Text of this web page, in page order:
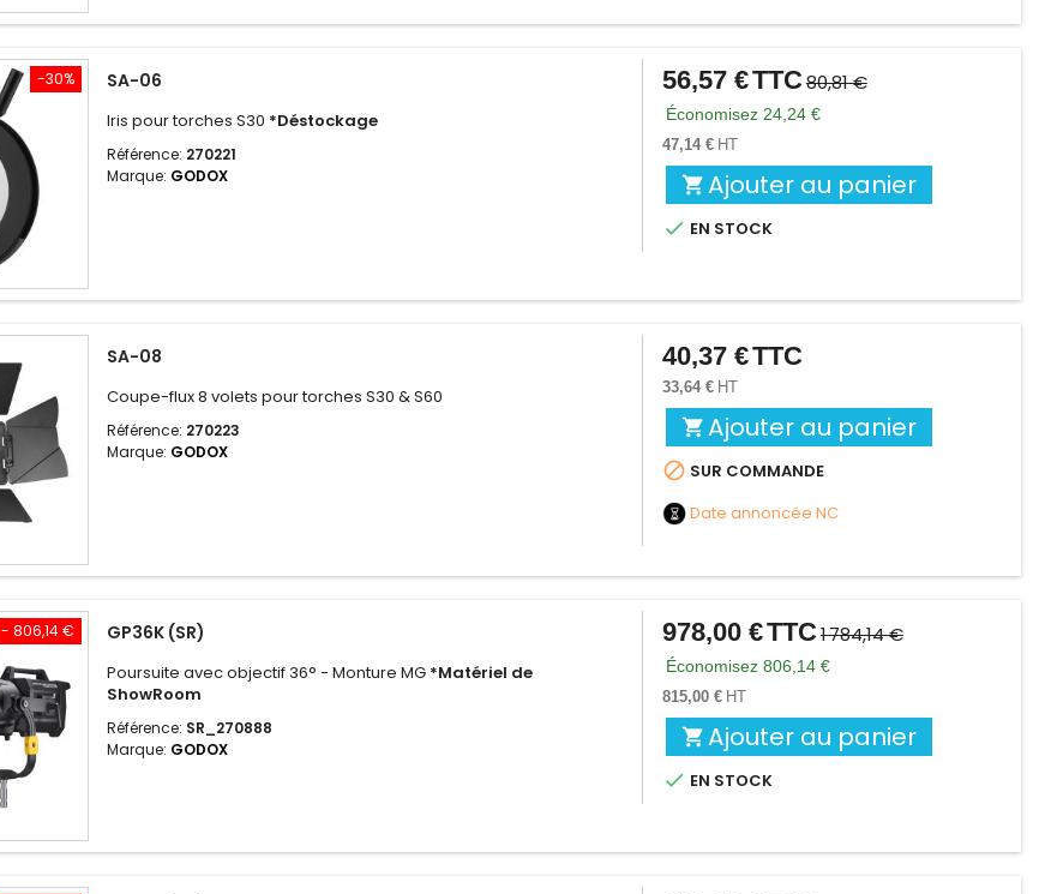
-30% SA-06
Iris pour torches S30 *Déstockage
Référence: 270221
Marque: GODOX
Prix
Prix
de
base
56,57 €TTC80,81 €
Économisez 24,24 €
47,14 € HT
 Ajouter au panier
 EN STOCK
SA-08
Coupe-flux 8 volets pour torches S30 & S60
Référence: 270223
Marque: GODOX
Prix
40,37 €TTC
33,64 € HT
 Ajouter au panier
 SUR COMMANDE
Date annoncée NC
- 806,14 € GP36K (SR)
Poursuite avec objectif 36° - Monture MG *Matériel de
ShowRoom
Référence: SR_270888
Marque: GODOX
Prix
Prix
de
base
978,00 €TTC1 784,14 €
Économisez 806,14 €
815,00 € HT
 Ajouter au panier
 EN STOCK